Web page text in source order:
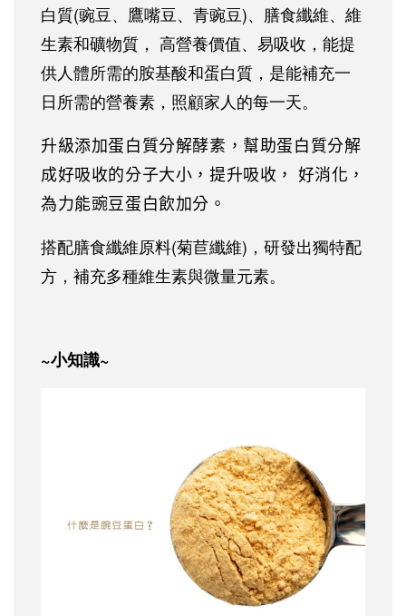
白質(豌豆、鷹嘴豆、青豌豆)、膳食纖維、維
生素和礦物質， 高營養價值、易吸收，能提
供人體所需的胺基酸和蛋白質，是能補充一
日所需的營養素，照顧家人的每一天。
升級添加蛋白質分解酵素，幫助蛋白質分解
成好吸收的分子大小，提升吸收， 好消化，
為力能豌豆蛋白飲加分。
搭配膳食纖維原料(菊苣纖維)，研發出獨特配
方，補充多種維生素與微量元素。
~小知識~